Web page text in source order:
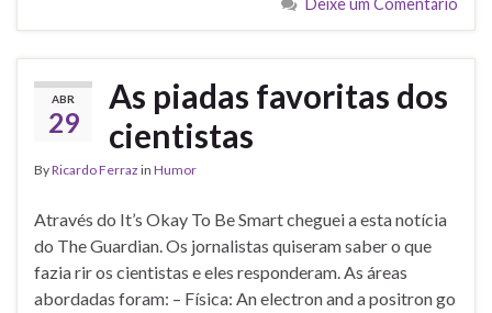
Deixe um Comentário
ABR
29
As piadas favoritas dos
cientistas
ByRicardo Ferraz in Humor
Através do It’s Okay To Be Smart cheguei a esta notícia
do The Guardian. Os jornalistas quiseram saber o que
fazia rir os cientistas e eles responderam. As áreas
abordadas foram: – Física: An electron and a positron go